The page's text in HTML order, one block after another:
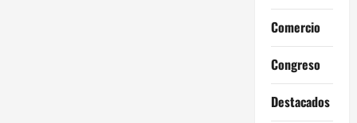
Comercio
Congreso
Destacados